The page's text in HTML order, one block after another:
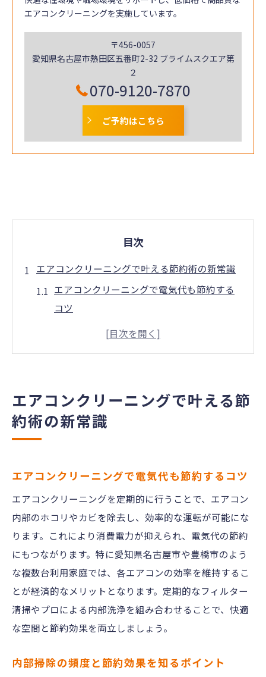
エアコンクリーニングを実施しています。
〒456-0057
愛知県名古屋市熱田区五番町2-32 ブライムスクエア第
２
070-9120-7870
ご予約はこちら
目次
エアコンクリーニングで叶える節約術の新常識
エアコンクリーニングで電気代も節約する
コツ
内部掃除の頻度と節約効果を知るポイント
係
お得なエアコンクリーニング活用術を紹介
評判が良いクリーニング業者選びの基準
口コミを活用したエアコンクリーニング比
較法
エアコンクリーニングの見積もりで注意す
る点
ト
エアコンクリーニングで叶える節
約術の新常識
エアコンクリーニングで電気代も節約するコツ
エアコンクリーニングを定期的に行うことで、エアコン
内部のホコリやカビを除去し、効率的な運転が可能にな
ります。これにより消費電力が抑えられ、電気代の節約
にもつながります。特に愛知県名古屋市や豊橋市のよう
な複数台利用家庭では、各エアコンの効率を維持するこ
とが経済的なメリットとなります。定期的なフィルター
清掃やプロによる内部洗浄を組み合わせることで、快適
な空間と節約効果を両立しましょう。
内部掃除の頻度と節約効果を知るポイント